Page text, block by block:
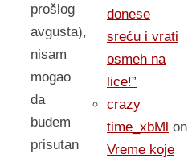
prošlog
avgusta),
nisam
mogao
da
budem
prisutan
donese
sreću i vrati
osmeh na
lice!”
crazy
time_xbMl on
Vreme koje